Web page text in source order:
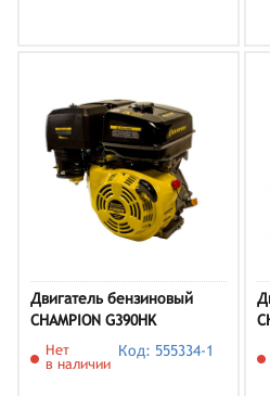
Двигатель бензиновый
CHAMPION G390HK
Нет
в наличии
Код: 555334-1